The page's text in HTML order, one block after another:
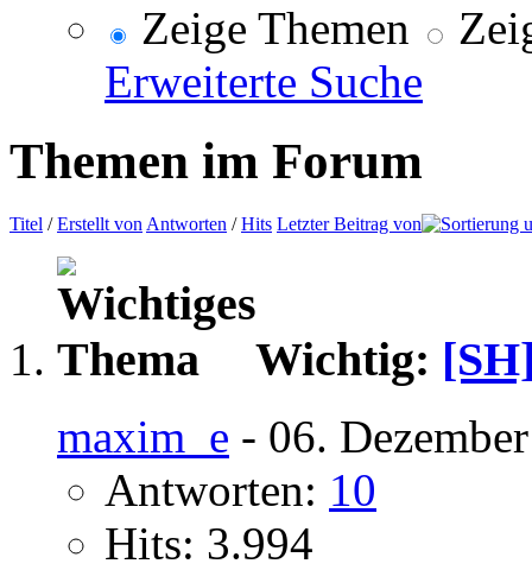
Zeige Themen
Erweiterte Suche
Themen im Forum
Titel /Erstellt von Antworten /Hits Letzter Beitrag von
Wichtig:
maxim_e - 06.
Antworten: 10
Hits: 3.994